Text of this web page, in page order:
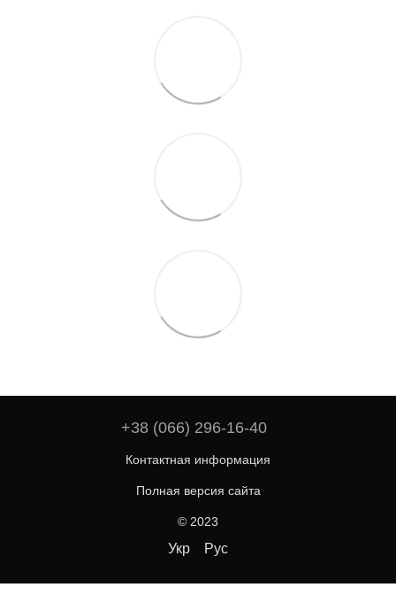
+38 (066) 296-16-40
Контактная информация
Полная версия сайта
© 2023
Укр Рус